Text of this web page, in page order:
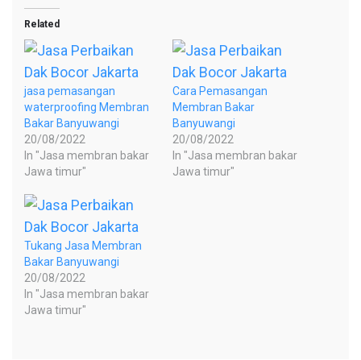
Related
jasa pemasangan
waterproofing Membran
Bakar Banyuwangi
20/08/2022
In "Jasa membran bakar
Jawa timur"
Cara Pemasangan
Membran Bakar
Banyuwangi
20/08/2022
In "Jasa membran bakar
Jawa timur"
Tukang Jasa Membran
Bakar Banyuwangi
20/08/2022
In "Jasa membran bakar
Jawa timur"